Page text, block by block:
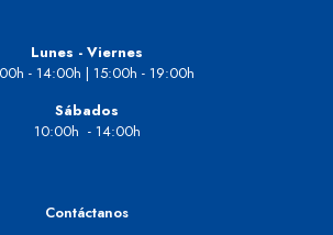
Lunes - Viernes
- 14:00h | 15:00h - 19:00h
Sábados
10:00h - 14:00h
Contáctanos